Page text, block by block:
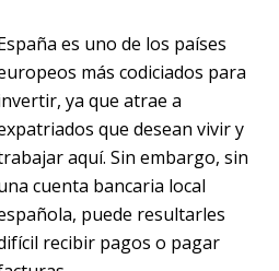
es uno de los países
más codiciados para
ya que atrae a
que desean vivir y
aquí. Sin embargo, sin
cuenta bancaria local
puede resultarles
recibir pagos o pagar